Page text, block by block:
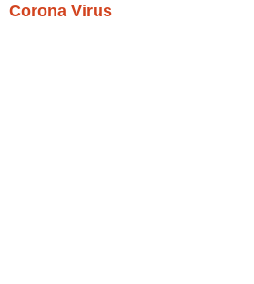
Corona Virus